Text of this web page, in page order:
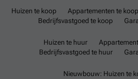
Huizen te koop Appartementen te koop
Bedrijfsvastgoed te koop
Huizen te huur
Bedrijfsvastgoed te huur
Nieuwbouw: Huizen te